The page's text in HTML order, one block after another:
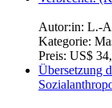
Autor:in: L.-
Kategorie:
Preis: US$
Übersetzung